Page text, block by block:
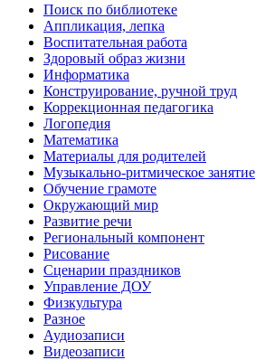
Поиск по библиотеке
Аппликация, лепка
Воспитательная работа
Здоровый образ жизни
Информатика
Конструирование, ручной труд
Коррекционная педагогика
Логопедия
Математика
Материалы для родителей
Музыкально-ритмическое занятие
Обучение грамоте
Окружающий мир
Развитие речи
Региональный компонент
Рисование
Сценарии праздников
Управление ДОУ
Физкультура
Разное
Аудиозаписи
Видеозаписи